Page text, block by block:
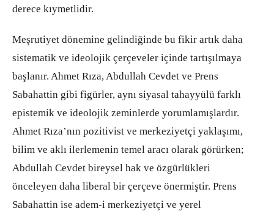
derece kıymetlidir.
Meşrutiyet dönemine gelindiğinde bu fikir artık daha
sistematik ve ideolojik çerçeveler içinde tartışılmaya
başlanır. Ahmet Rıza, Abdullah Cevdet ve Prens
Sabahattin gibi figürler, aynı siyasal tahayyülü farklı
epistemik ve ideolojik zeminlerde yorumlamışlardır.
Ahmet Rıza’nın pozitivist ve merkeziyetçi yaklaşımı,
bilim ve aklı ilerlemenin temel aracı olarak görürken;
Abdullah Cevdet bireysel hak ve özgürlükleri
önceleyen daha liberal bir çerçeve önermiştir. Prens
Sabahattin ise adem-i merkeziyetçi ve yerel